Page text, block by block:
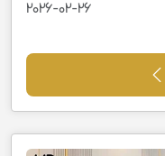
2026-02-26